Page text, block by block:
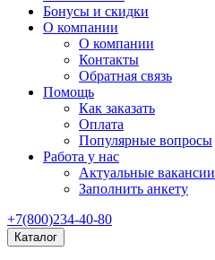
Бонусы и скидки
О компании
О компании
Контакты
Обратная связь
Помощь
Как заказать
Оплата
Популярные вопросы
Работа у нас
Актуальные вакансии
Заполнить анкету
+7(800)234-40-80
Каталог